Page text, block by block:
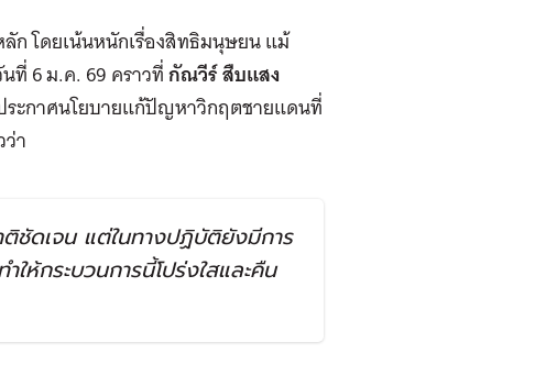
ก โดยเน้นหนักเรื่องสิทธิมนุษยน แม้
ที่ 6 ม.ค. 69 คราวที่กัณวีร์ สืบแสง
ระกาศนโยบายแก้ปัญหาวิกฤตชายแดนที่
า
ชัดเจน แต่ในทางปฏิบัติยังมีการ
ให้กระบวนการนี้โปร่งใสและคืน